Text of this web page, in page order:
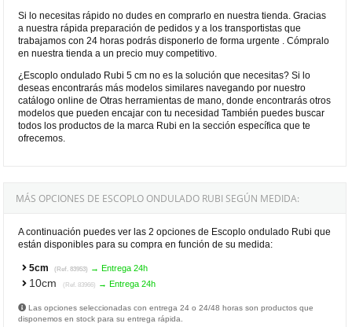
Si lo necesitas rápido no dudes en comprarlo en nuestra tienda. Gracias
a nuestra rápida preparación de pedidos y a los transportistas que
trabajamos con 24 horas podrás disponerlo de forma urgente . Cómpralo
en nuestra tienda a un precio muy competitivo.
¿Escoplo ondulado Rubi 5 cm no es la solución que necesitas? Si lo
deseas encontrarás más modelos similares navegando por nuestro
catálogo online de Otras herramientas de mano, donde encontrarás otros
modelos que pueden encajar con tu necesidad También puedes buscar
todos los productos de la marca Rubi en la sección específica que te
ofrecemos.
MÁS OPCIONES DE ESCOPLO ONDULADO RUBI SEGÚN MEDIDA:
A continuación puedes ver las 2 opciones de Escoplo ondulado Rubi que
están disponibles para su compra en función de su medida:
5cm (Ref. 83953) → Entrega 24h
10cm (Ref. 83966) → Entrega 24h
Las opciones seleccionadas con entrega 24 o 24/48 horas son productos que
disponemos en stock para su entrega rápida.